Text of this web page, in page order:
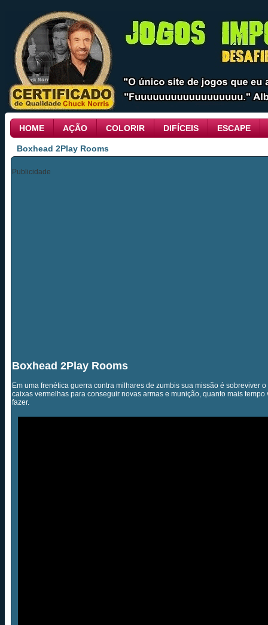
HOME AÇÃO COLORIR DIFÍCEIS ESCAPE
Boxhead 2Play Rooms
Publicidade
Boxhead 2Play Rooms
Em uma frenética guerra contra milhares de zumbis sua missão é sobreviver
caixas vermelhas para conseguir novas armas e munição, quanto mais
fazer.